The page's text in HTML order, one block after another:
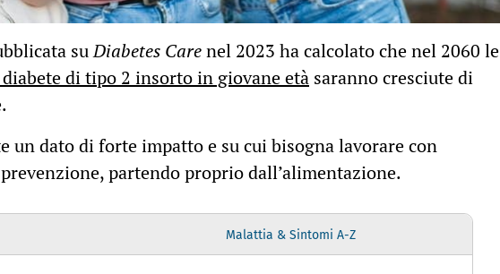
suDiabetes Carenel 2023 ha calcolato che nel 2060 le
di tipo 2 insorto in giovane età saranno cresciute di
un dato di forte impatto e su cui bisogna lavorare con
partendo proprio dall’alimentazione.
Malattia & Sintomi A-Z